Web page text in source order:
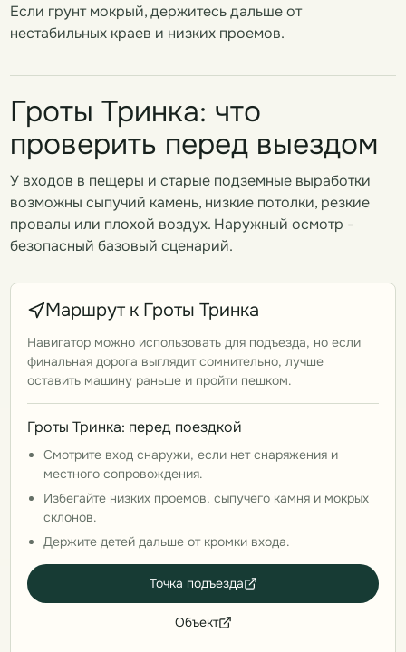
Если грунт мокрый, держитесь дальше от
нестабильных краев и низких проемов.
Гроты Тринка: что
проверить перед выездом
У входов в пещеры и старые подземные выработки
возможны сыпучий камень, низкие потолки, резкие
провалы или плохой воздух. Наружный осмотр -
безопасный базовый сценарий.
Маршрут к Гроты Тринка
Навигатор можно использовать для подъезда, но если
финальная дорога выглядит сомнительно, лучше
оставить машину раньше и пройти пешком.
Гроты Тринка: перед поездкой
Смотрите вход снаружи, если нет снаряжения и
местного сопровождения.
Избегайте низких проемов, сыпучего камня и мокрых
склонов.
Держите детей дальше от кромки входа.
Точка подъезда
Объект